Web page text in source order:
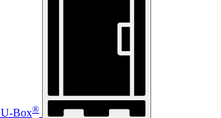
U-Box®